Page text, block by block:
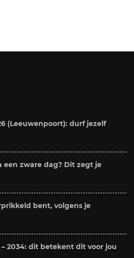
(Leeuwenpoort): durf jezelf
een zware dag? Dit zegt je
bent, volgens je
2034: dit betekent dit voor jou